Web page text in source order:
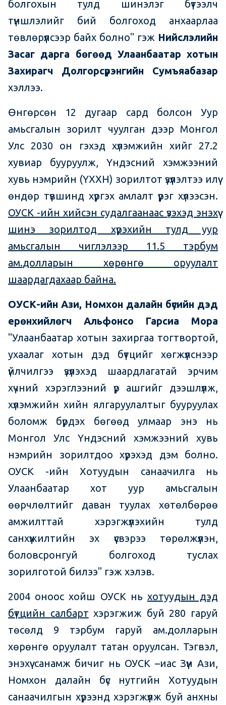
болгохын тулд шинэлэг бүтээлч
түншлэлийг бий болгоход анхаарлаа
төвлөрүүлсээр байх болно" гэж Нийслэлийн
Засаг дарга бөгөөд Улаанбаатар хотын
Захирагч Долгорсүрэнгийн Сумъяабазар
хэллээ.
Өнгөрсөн 12 дугаар сард болсон Уур
амьсгалын зорилт чуулган дээр Монгол
Улс 2030 он гэхэд хүлэмжийн хийг 27.2
хувиар бууруулж, Үндэсний хэмжээний
хувь нэмрийн (ҮХХН) зорилтот үзүүлэлтээ илүү
өндөр түвшинд хүргэх амлалт үүрэг хүлээсэн.
ОУСК -ийн хийсэн судалгаанаас үзэхэд энэхүү
шинэ зорилтод хүрэхийн тулд уур
амьсгалын чиглэлээр 11.5 тэрбум
ам.долларын хөрөнгө оруулалт
шаардагдахаар байна.
ОУСК-ийн Ази, Номхон далайн бүсийн дэд
ерөнхийлөгч Альфонсо Гарсиа Мора
"Улаанбаатар хотын захиргаа тогтвортой,
ухаалаг хотын дэд бүтцийг хөгжүүлснээр
үйлчилгээ үзүүлэхэд шаардлагатай эрчим
хүчний хэрэглээний үр ашгийг дээшлүүлж,
хүлэмжийн хийн ялгаруулалтыг бууруулах
боломж бүрдэх бөгөөд улмаар энэ нь
Монгол Улс Үндэсний хэмжээний хувь
нэмрийн зорилтдоо хүрэхэд дэм болно.
ОУСК -ийн Хотуудын санаачилга нь
Улаанбаатар хот уур амьсгалын
өөрчлөлтийг даван туулах хөтөлбөрөө
амжилттай хэрэгжүүлэхийн тулд
санхүүжилтийн эх үүсвэрээ төрөлжүүлэн,
боловсронгуй болгоход туслах
зорилготой билээ" гэж хэлэв.
2004 оноос хойш ОУСК нь хотуудын дэд
бүтцийн салбарт хэрэгжиж буй 280 гаруй
төсөлд 9 тэрбум гаруй ам.долларын
хөрөнгө оруулалт татан оруулсан. Тэгвэл,
энэхүү санамж бичиг нь ОУСК –иас Зүүн Ази,
Номхон далайн бүс нутгийн Хотуудын
санаачилгын хүрээнд хэрэгжүүлж буй анхны